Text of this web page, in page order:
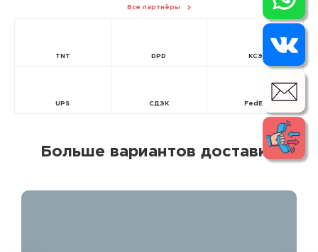
Все партнёры
TNT DPD КСЭ
UPS СДЭК FedEx
Больше вариантов доставки